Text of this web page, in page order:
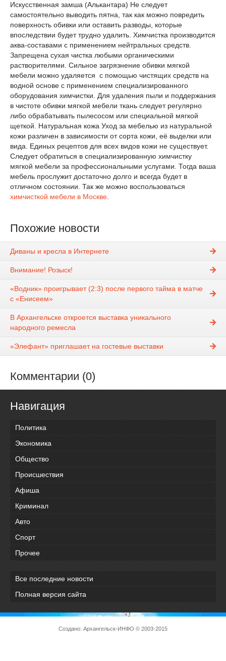
Искусственная замша (Алькантара) Не следует
самостоятельно выводить пятна, так как можно повредить
поверхность обивки или оставить разводы, которые
впоследствии будет трудно удалить. Химчистка производится
аква-составами с применением нейтральных средств.
Запрещена сухая чистка любыми органическими
растворителями. Сильное загрязнение обивки мягкой
мебели можно удаляется с помощью чистящих средств на
водной основе с применением специализированного
оборудования химчистки. Для удаления пыли и поддержания
в чистоте обивки мягкой мебели ткань следует регулярно
либо обрабатывать пылесосом или специальной мягкой
щеткой. Натуральная кожа Уход за мебелью из натуральной
кожи различен в зависимости от сорта кожи, её выделки или
вида. Единых рецептов для всех видов кожи не существует.
Следует обратиться в специализированную химчистку
мягкой мебели за профессиональными услугами. Тогда ваша
мебель прослужит достаточно долго и всегда будет в
отличном состоянии. Так же можно воспользоваться
химчисткой мебели в Москве
Похожие новости
Диваны и кресла в Интернете
Внимание! Розыск!
«Водник» проигрывает (2:3) после первого тайма в матче
с «Енисеем»
В Архангельске откроется выставка уникального
народного ремесла
«Элефант» приглашает на гостевые выставки
Комментарии (0)
Навигация
Политика
Экономика
Общество
Происшествия
Афиша
Криминал
Авто
Спорт
Прочее
Все последние новости
Полная версия сайта
Создано: Архангельск-ИНФО © 2003-2015